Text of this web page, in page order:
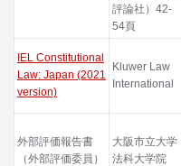
評論社）42-
54頁
IEL Constitutional
Law: Japan (2021
version)
Kluwer Law
International
外部評価報告書
（外部評価委員）
大阪市立大学
法科大学院